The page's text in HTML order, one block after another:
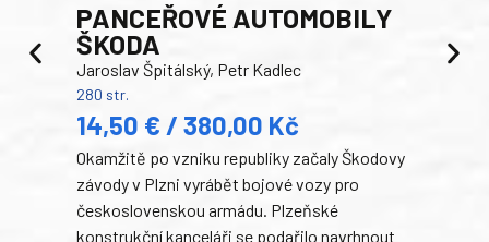
PANCEŘOVÉ AUTOMOBILY
ŠKODA
Jaroslav Špitálský, Petr Kadlec
280 str.
14,50 € / 380,00 Kč
Okamžitě po vzniku republiky začaly Škodovy
závody v Plzni vyrábět bojové vozy pro
československou armádu. Plzeňské
konstrukční kanceláři se podařilo navrhnout